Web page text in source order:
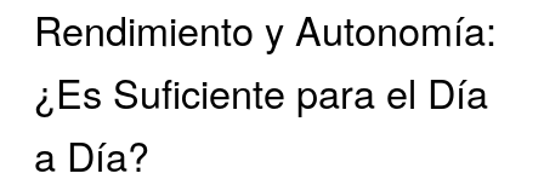
Rendimiento y Autonomía:
¿Es Suficiente para el Día
a Día?